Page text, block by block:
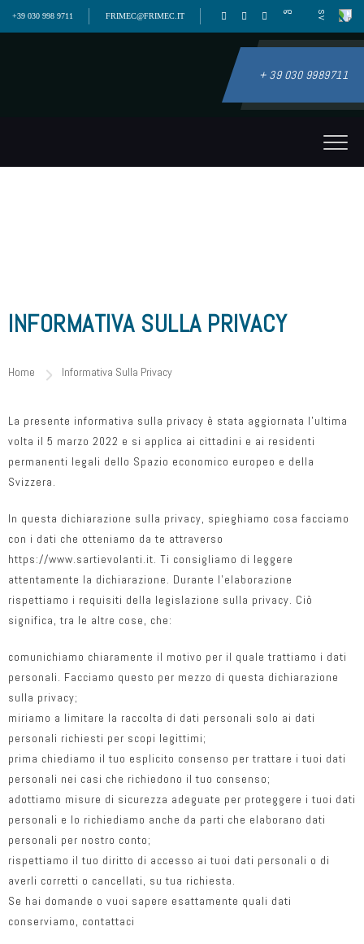
+39 030 998 9711 FRIMEC@FRIMEC.IT
+ 39 030 9989711
INFORMATIVA SULLA PRIVACY
Home Informativa Sulla Privacy
La presente informativa sulla privacy è stata aggiornata l’ultima
volta il 5 marzo 2022 e si applica ai cittadini e ai residenti
permanenti legali dello Spazio economico europeo e della
Svizzera.
In questa dichiarazione sulla privacy, spieghiamo cosa facciamo
con i dati che otteniamo da te attraverso
https://www.sartievolanti.it. Ti consigliamo di leggere
attentamente la dichiarazione. Durante l’elaborazione
rispettiamo i requisiti della legislazione sulla privacy. Ciò
significa, tra le altre cose, che:
comunichiamo chiaramente il motivo per il quale trattiamo i dati
personali. Facciamo questo per mezzo di questa dichiarazione
sulla privacy;
miriamo a limitare la raccolta di dati personali solo ai dati
personali richiesti per scopi legittimi;
prima chiediamo il tuo esplicito consenso per trattare i tuoi dati
personali nei casi che richiedono il tuo consenso;
adottiamo misure di sicurezza adeguate per proteggere i tuoi dati
personali e lo richiediamo anche da parti che elaborano dati
personali per nostro conto;
rispettiamo il tuo diritto di accesso ai tuoi dati personali o di
averli corretti o cancellati, su tua richiesta.
Se hai domande o vuoi sapere esattamente quali dati
conserviamo, contattaci